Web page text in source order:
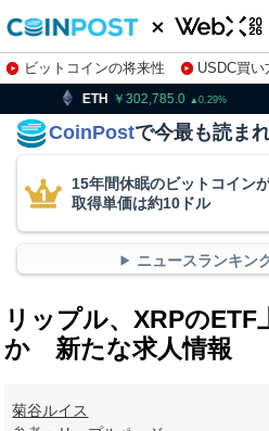
ビットコインの将来性 USDC買い
株特集・関連銘柄
0.29 XRP
CoinPostで今最も読ま
15年間休眠のビットコイン
取得単価は約10ドル
ニュースランキン
リップル、XRPのETF
か 新たな求人情報
菊谷ルイス